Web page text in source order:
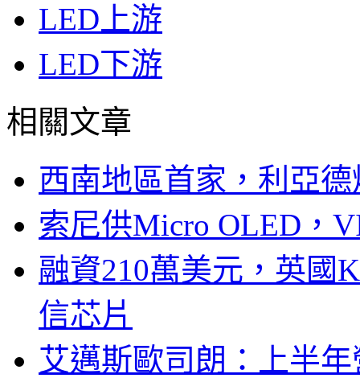
LED上游
LED下游
相關文章
西南地區首家，利亞
索尼供Micro OLED，
融資210萬美元，英國
信芯片
艾邁斯歐司朗：上半